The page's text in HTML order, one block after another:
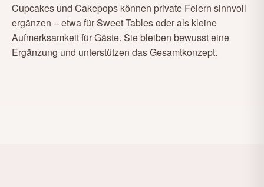
Cupcakes und Cakepops können private Feiern sinnvoll
ergänzen – etwa für Sweet Tables oder als kleine
Aufmerksamkeit für Gäste. Sie bleiben bewusst eine
Ergänzung und unterstützen das Gesamtkonzept.